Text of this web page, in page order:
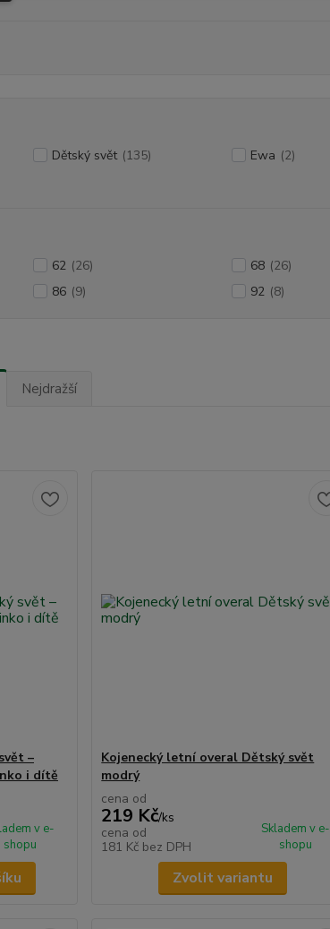
Dětský svět (135) Ewa (2)
62 (26) 68 (26)
86 (9) 92 (8)
Nejdražší
–
i dítě
v e-
shopu
Kojenecký letní overal Dětský svět
modrý
cena od
219 Kč/ks
cena od
181 Kč bez DPH
Skladem v e-
shopu
Zvolit variantu